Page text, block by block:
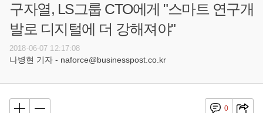
구자열, LS그룹 CTO에게 "스마트 연구개
발로 디지털에 더 강해져야"
2018-06-07 12:17:08
나병현 기자 - naforce@businesspost.co.kr
0